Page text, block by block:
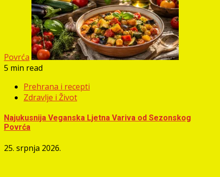
Povrća
5 min read
Prehrana i recepti
Zdravlje i Život
Najukusnija Veganska Ljetna Variva od Sezonskog
Povrća
25. srpnja 2026.